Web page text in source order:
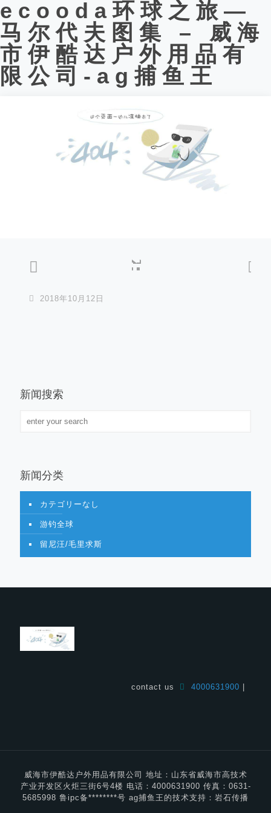
ecooda环球之旅—
马尔代夫图集 – 威海
市伊酷达户外用品有
限公司-ag捕鱼王
2018年10月12日
新闻搜索
新闻分类
カテゴリーなし
游钓全球
留尼汪/毛里求斯
contact us 4000631900 |
威海市伊酷达户外用品有限公司 地址：山东省威海市高技术
产业开发区火炬三街6号4楼 电话：4000631900 传真：0631-
5685998 鲁ipc备********号 ag捕鱼王的技术支持：岩石传播